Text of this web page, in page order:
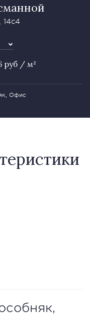
руб / м²
Офис